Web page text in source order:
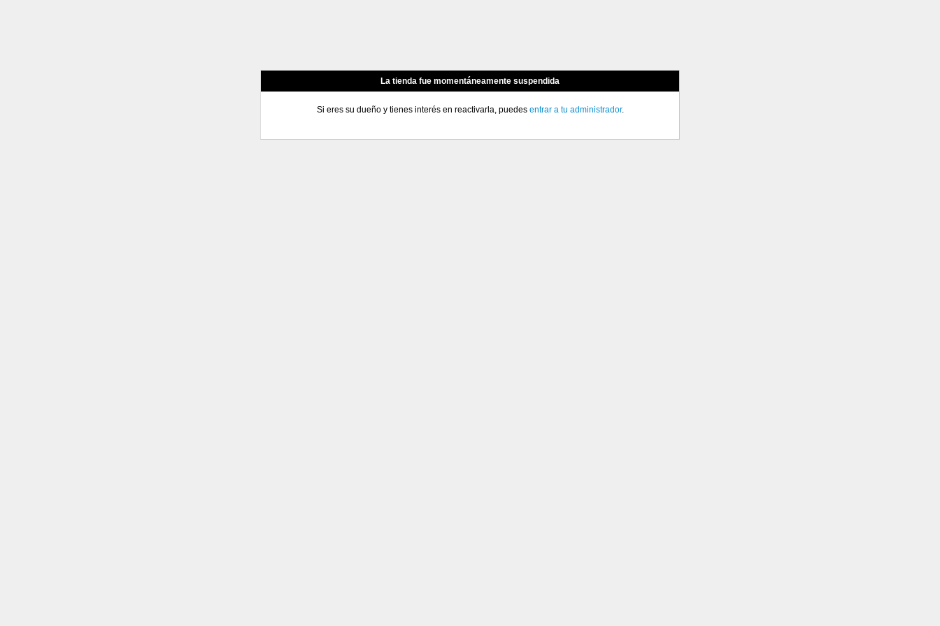
La tienda fue momentáneamente suspendida
Si eres su dueño y tienes interés en reactivarla, puedes entrar a tu administrador.